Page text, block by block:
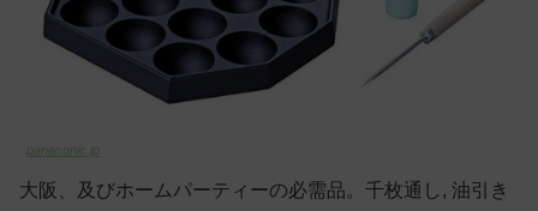
panasonic.jp
大阪、及びホームパーティーの必需品。千枚通し, 油引き